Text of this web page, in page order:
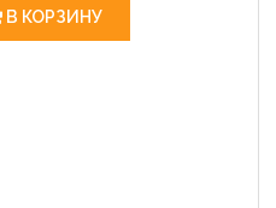
В КОРЗИНУ